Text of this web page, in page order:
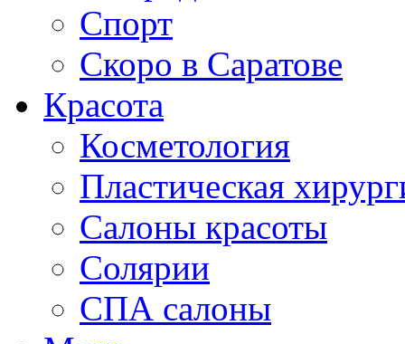
Спорт
Скоро в Саратове
Красота
Косметология
Пластическая
Салоны красоты
Солярии
СПА салоны